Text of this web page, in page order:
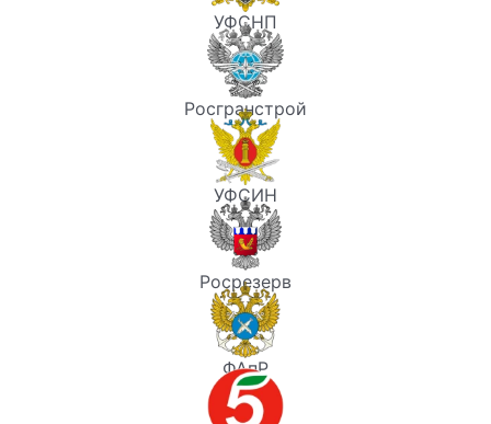
УФСНП
Росгранстрой
УФСИН
Росрезерв
ФАпР